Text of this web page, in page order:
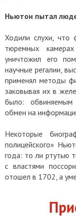
Ньютон пытал
Ходили слухи, что
тюремных
уничтожил его
научные регалии,
применял методы
заковывая их в
было: обвиняемым
обмен на
Некоторые
полицейского»
года: то ли ртутью
с властями
отошел в 1702, а